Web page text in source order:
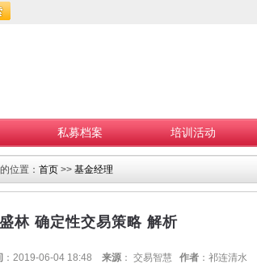
私募档案 培训活动
位置： 首页 >> 基金经理
林 确定性交易策略 解析
：2019-06-04 18:48 来源： 交易智慧 作者 ：祁连清水